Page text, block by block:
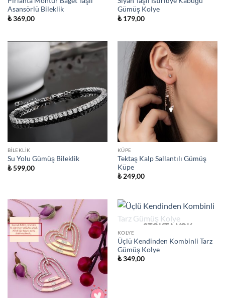
Asansörlü Bileklik
₺369,00
Gümüş Kolye
₺179,00
BILEKLIK
Su Yolu Gümüş Bileklik
₺599,00
KÜPE
Tektaş Kalp Sallantılı Gümüş
Küpe
₺249,00
STOKTA YOK
KOLYE
Üçlü Kendinden Kombinli Tarz
Gümüş Kolye
₺349,00